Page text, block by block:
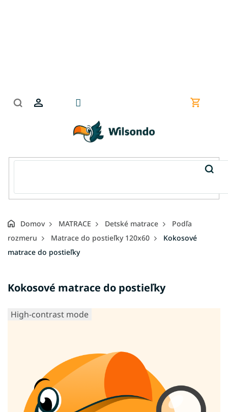
Domov MATRACE Detské matrace
Podľa
rozmeru
Matrace do postieľky 120x60
Kokosové
matrace do postieľky
Kokosové matrace do postieľky
High-contrast mode